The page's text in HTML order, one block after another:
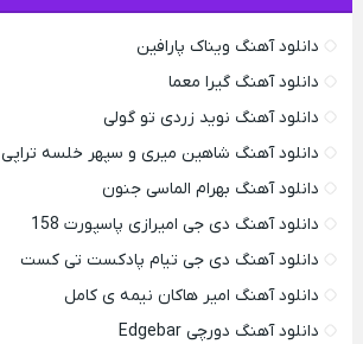
دانلود آهنگ ویناک پارافین
دانلود آهنگ گیرا معما
دانلود آهنگ نوید زردی تو گولی
دانلود آهنگ شاهین میری و سپهر خلسه تراپی
دانلود آهنگ بهرام الماسی جنون
دانلود آهنگ دی جی امیرازی پاسپورت 158
دانلود آهنگ دی جی تیام پادکست تی کست
دانلود آهنگ امیر هاکان نیمه ی کامل
دانلود آهنگ دورچی Edgebar